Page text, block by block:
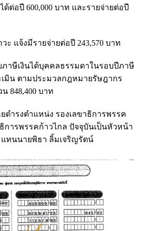
ต่อปี 600,000 บาท และรายจ่ายต่อปี
ะ แจ้งมีรายจ่ายต่อปี 243,570 บาท
ภาษีเงินได้บุคคลธรรมดาในรอบปีภาษี
เมิน ตามประมวลกฎหมายรัษฎากร
848,400 บาท
ดำรงตำแหน่ง รองเลขาธิการพรรค
การพรรคก้าวไกล ปัจจุบันเป็นหัวหน้า
ทนนายพิธา ลิ้มเจริญรัตน์